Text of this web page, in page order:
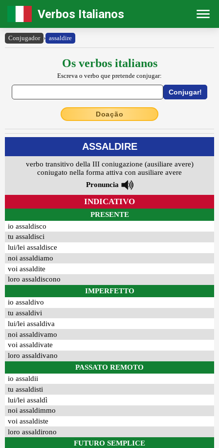
Verbos Italianos
Conjugador › assaldire
Os verbos italianos
Escreva o verbo que pretende conjugar:
Doação
ASSALDIRE
verbo transitivo della III coniugazione (ausiliare avere)
coniugato nella forma attiva con ausiliare avere
Pronuncia
INDICATIVO
PRESENTE
io assaldisco
tu assaldisci
lui/lei assaldisce
noi assaldiamo
voi assaldite
loro assaldiscono
IMPERFETTO
io assaldivo
tu assaldivi
lui/lei assaldiva
noi assaldivamo
voi assaldivate
loro assaldivano
PASSATO REMOTO
io assaldii
tu assaldisti
lui/lei assaldì
noi assaldimmo
voi assaldiste
loro assaldirono
FUTURO SEMPLICE